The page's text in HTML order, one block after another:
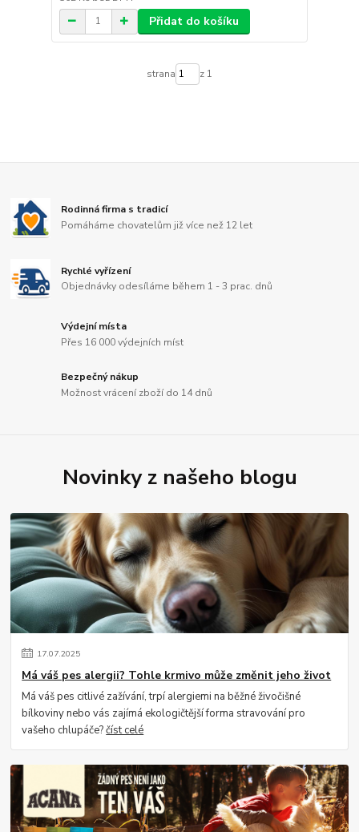
Přidat do košíku
strana z 1
Rodinná firma s tradicí
Pomáháme chovatelům již více než 12 let
Rychlé vyřízení
Objednávky odesíláme během 1 - 3 prac. dnů
Výdejní místa
Přes 16 000 výdejních míst
Bezpečný nákup
Možnost vrácení zboží do 14 dnů
Novinky z našeho blogu
17.07.2025
Má váš pes alergii? Tohle krmivo může změnit jeho život
Má váš pes citlivé zažívání, trpí alergiemi na běžné živočišné
bílkoviny nebo vás zajímá ekologičtější forma stravování pro
vašeho chlupáče?číst celé